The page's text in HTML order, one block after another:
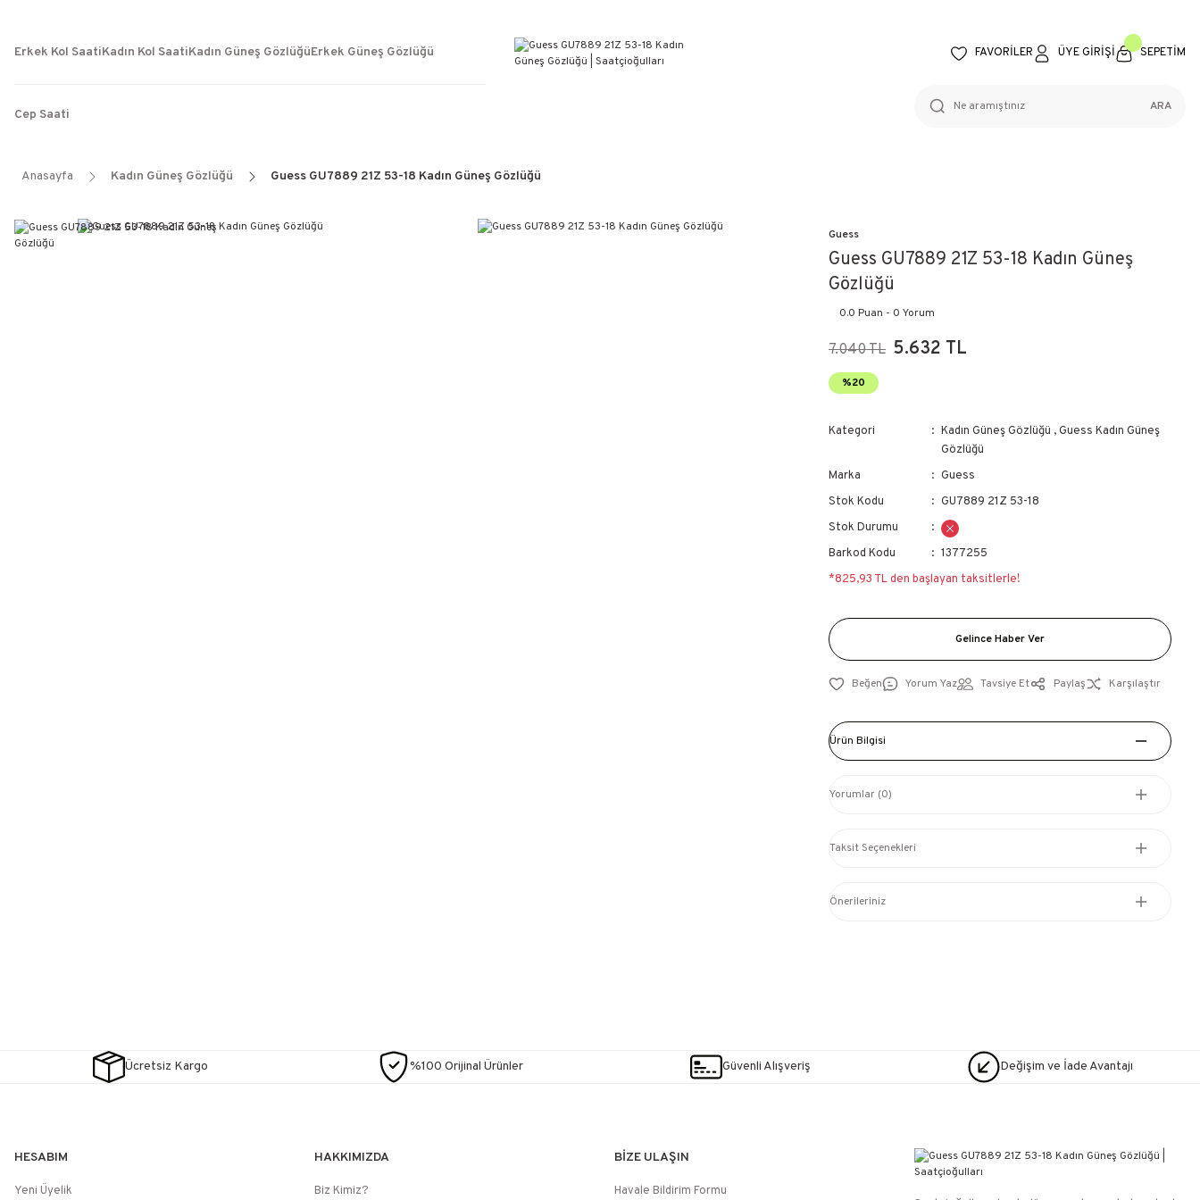
WEB SİTESİNE ÖZEL FİYATLAR
KAÇIRILMAYACAK FIRSATLAR
Erkek Kol SaatiKadın Kol SaatiKadın Güneş GözlüğüErkek Güneş Gözlüğü
Cep Saati
FAVORİLER ÜYE GİRİŞİ SEPETİM
ARA
Anasayfa Kadın Güneş Gözlüğü Guess GU7889 21Z 53-18 Kadın Güneş Gözlüğü
Guess
Guess GU7889 21Z 53-18 Kadın Güneş
Gözlüğü
0.0 Puan - 0 Yorum
7.040 TL 5.632 TL
%20
Kategori Kadın Güneş Gözlüğü ,Guess Kadın Güneş
Gözlüğü
Marka
Guess
Stok Kodu
GU7889 21Z 53-18
Stok Durumu
Barkod Kodu
1377255
*825,93 TL den başlayan taksitlerle!
Gelince Haber Ver
Yorum Yaz Tavsiye Et Paylaş Karşılaştır
Ürün Bilgisi
Yorumlar (0)
Taksit Seçenekleri
Önerileriniz
Ücretsiz Kargo %100 Orijinal Ürünler Güvenli Alışveriş Değişim ve İade Avantajı
HESABIM
Yeni Üyelik
HAKKIMIZDA
Biz Kimiz?
BİZE ULAŞIN
Havale Bildirim Formu